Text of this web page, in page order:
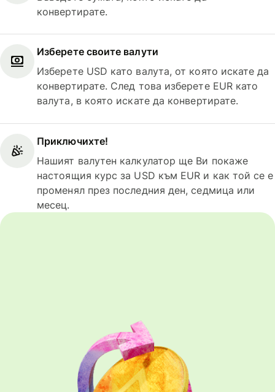
конвертирате.
Изберете своите валути
Изберете USD като валута, от която искате да
конвертирате. След това изберете EUR като
валута, в която искате да конвертирате.
Приключихте!
Нашият валутен калкулатор ще Ви покаже
настоящия курс за USD към EUR и как той се е
променял през последния ден, седмица или
месец.